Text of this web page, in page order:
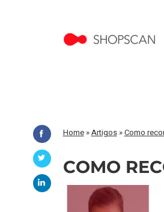
Home»Artigos»Como
COMO